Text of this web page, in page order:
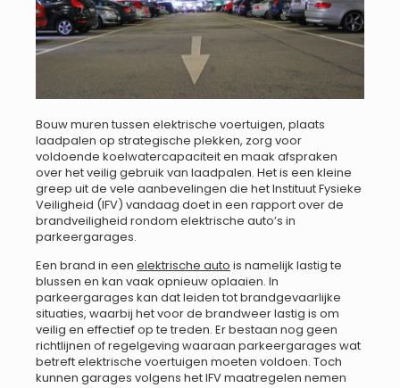
Bouw muren tussen elektrische voertuigen, plaats
laadpalen op strategische plekken, zorg voor
voldoende koelwatercapaciteit en maak afspraken
over het veilig gebruik van laadpalen. Het is een kleine
greep uit de vele aanbevelingen die het Instituut Fysieke
Veiligheid (IFV) vandaag doet in een rapport over de
brandveiligheid rondom elektrische auto’s in
parkeergarages.
Een brand in een elektrische auto is namelijk lastig te
blussen en kan vaak opnieuw oplaaien. In
parkeergarages kan dat leiden tot brandgevaarlijke
situaties, waarbij het voor de brandweer lastig is om
veilig en effectief op te treden. Er bestaan nog geen
richtlijnen of regelgeving waaraan parkeergarages wat
betreft elektrische voertuigen moeten voldoen. Toch
kunnen garages volgens het IFV maatregelen nemen